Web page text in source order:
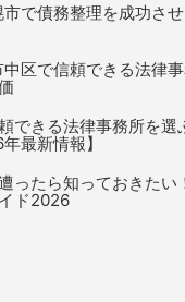
で債務整理を成功さ
区で信頼できる法律
できる法律事務所を選
最新情報】
ったら知っておきたい
ド2026